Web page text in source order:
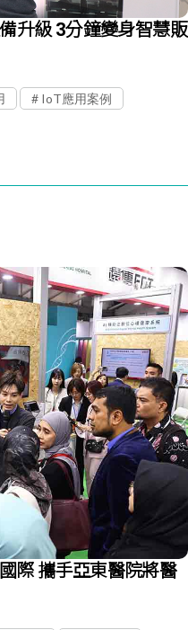
升級 3分鐘變身智慧販
IoT應用案例
際 攜手亞東醫院將醫